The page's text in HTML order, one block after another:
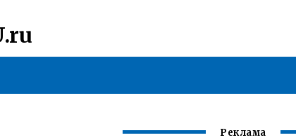
Реклама